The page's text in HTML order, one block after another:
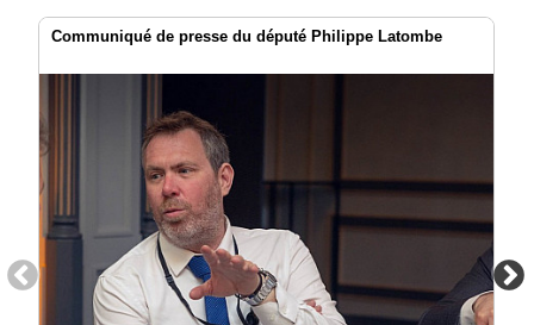
Communiqué de presse du député Philippe Latombe